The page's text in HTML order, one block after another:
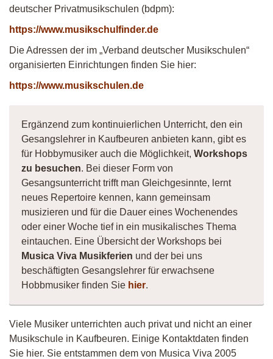
deutscher Privatmusikschulen (bdpm):
https://www.musikschulfinder.de
Die Adressen der im „Verband deutscher Musikschulen“
organisierten Einrichtungen finden Sie hier:
https://www.musikschulen.de
Ergänzend zum kontinuierlichen Unterricht, den ein
Gesangslehrer in Kaufbeuren anbieten kann, gibt es
für Hobbymusiker auch die Möglichkeit, Workshops
zu besuchen. Bei dieser Form von
Gesangsunterricht trifft man Gleichgesinnte, lernt
neues Repertoire kennen, kann gemeinsam
musizieren und für die Dauer eines Wochenendes
oder einer Woche tief in ein musikalisches Thema
eintauchen. Eine Übersicht der Workshops bei
Musica Viva Musikferien und der bei uns
beschäftigten Gesangslehrer für erwachsene
Hobbmusiker finden Sie hier.
Viele Musiker unterrichten auch privat und nicht an einer
Musikschule in Kaufbeuren. Einige Kontaktdaten finden
Sie hier. Sie entstammen dem von Musica Viva 2005